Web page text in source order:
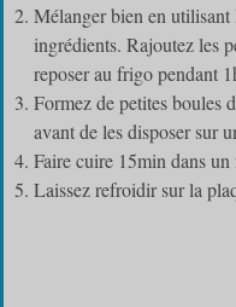
Mélanger bien en
ingrédients. Rajoutez les
reposer au frigo pendant
Formez de petites boules
avant de les disposer sur
Faire cuire 15min dans
Laissez refroidir sur la